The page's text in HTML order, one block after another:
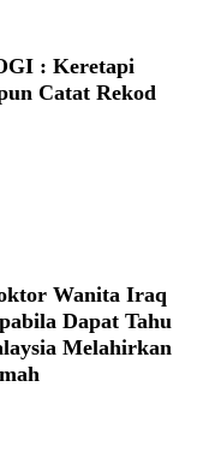
: Keretapi
Catat Rekod
Wanita Iraq
Dapat Tahu
Melahirkan